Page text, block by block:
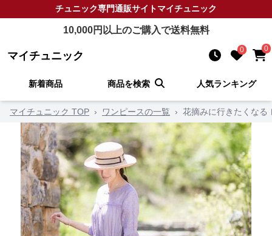
チュニック専門通販サイトマイチュニック
10,000円以上のご購入で送料無料
マイチュニック 0 0
新着商品 商品を検索 人気ランキング
マイチュニック TOP › ワンピースの一覧 › 花摘みに行きたくなる